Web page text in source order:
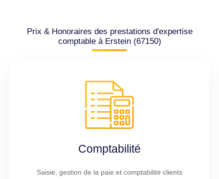
Prix & Honoraires des prestations d'expertise
comptable à Erstein (67150)
Comptabilité
Saisie, gestion de la paie et comptabilité clients